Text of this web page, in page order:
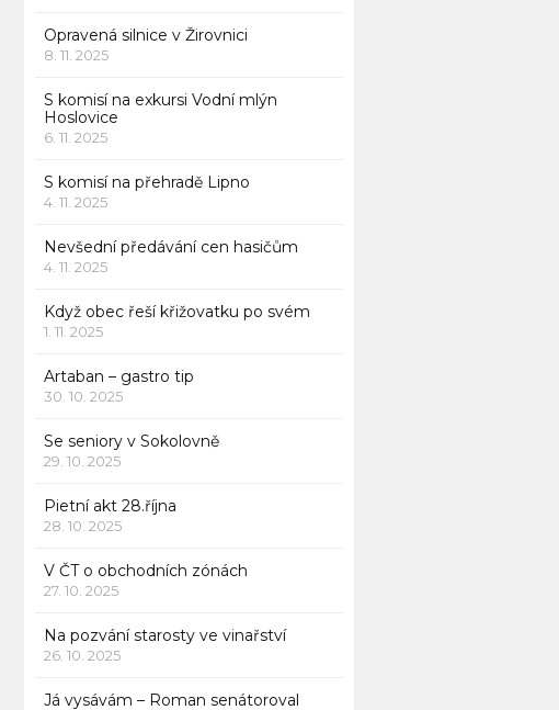
Opravená silnice v Žirovnici
8. 11. 2025
S komisí na exkursi Vodní mlýn
Hoslovice
6. 11. 2025
S komisí na přehradě Lipno
4. 11. 2025
Nevšední předávání cen hasičům
4. 11. 2025
Když obec řeší křižovatku po svém
1. 11. 2025
Artaban – gastro tip
30. 10. 2025
Se seniory v Sokolovně
29. 10. 2025
Pietní akt 28.října
28. 10. 2025
V ČT o obchodních zónách
27. 10. 2025
Na pozvání starosty ve vinařství
26. 10. 2025
Já vysávám – Roman senátoroval